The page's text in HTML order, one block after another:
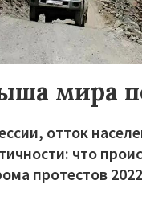
мира
отток
что
протестов